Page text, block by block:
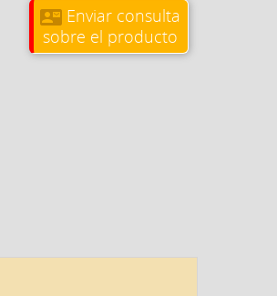
contact_mail Enviar consulta
sobre el producto